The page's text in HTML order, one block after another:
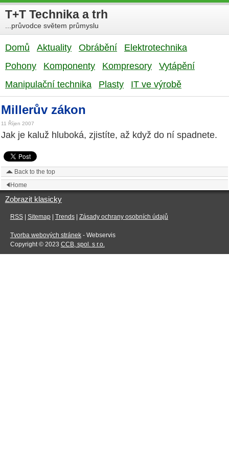
T+T Technika a trh
...průvodce světem průmyslu
Domů Aktuality Obrábění
Elektrotechnika
Pohony
Komponenty Kompresory
Vytápění
Manipulační technika
Plasty IT ve výrobě
Millerův zákon
11 Říjen 2007
Jak je kaluž hluboká, zjistíte, až když do ní spadnete.
Back to the top
Home
Zobrazit klasicky
RSS| Sitemap| Trends| Zásady ochrany osobních údajů
Tvorba webových stránek- Webservis
Copyright © 2023 CCB, spol. s r.o.